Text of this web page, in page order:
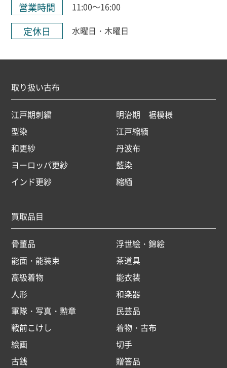
営業時間 11:00～16:00
定休日 水曜日・木曜日
取り扱い古布
江戸期刺繍
明治期 裾模様
型染
江戸縮緬
和更紗
丹波布
ヨーロッパ更紗
藍染
インド更紗
縮緬
買取品目
骨董品
浮世絵・錦絵
能面・能装束
茶道具
高級着物
能衣装
人形
和楽器
軍隊・写真・勲章
民芸品
戦前こけし
着物・古布
絵画
切手
古銭
贈答品